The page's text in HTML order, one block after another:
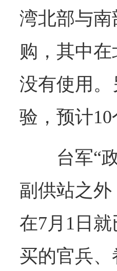
湾北部与
购，其中
没有使用。
验，预计
台军“
副供站之
在7月1日
买的官兵